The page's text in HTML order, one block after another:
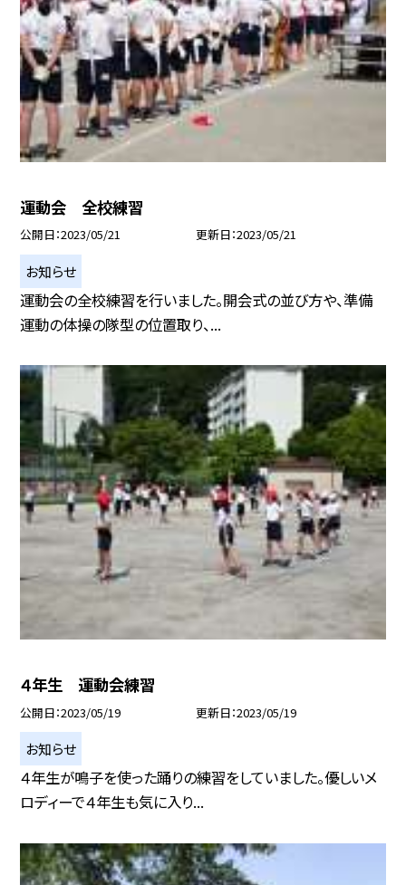
運動会 全校練習
公開日 2023/05/21 更新日 2023/05/21
お知らせ
運動会の全校練習を行いました。開会式の並び方や、準備
運動の体操の隊型の位置取り、...
４年生 運動会練習
公開日 2023/05/19 更新日 2023/05/19
お知らせ
４年生が鳴子を使った踊りの練習をしていました。優しいメ
ロディーで４年生も気に入り...